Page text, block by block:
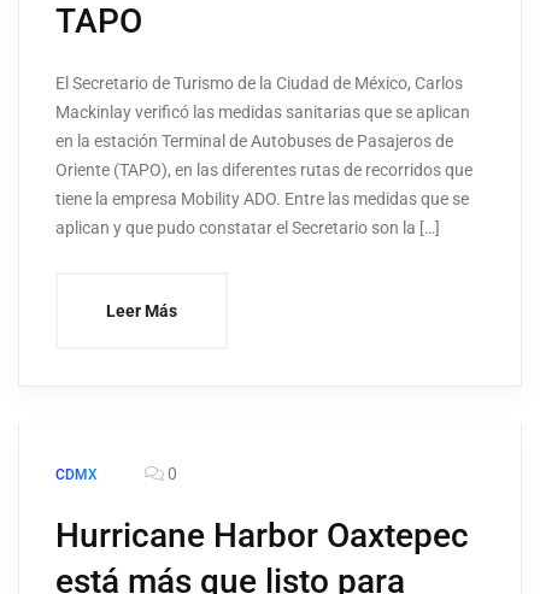
TAPO
El Secretario de Turismo de la Ciudad de México, Carlos
Mackinlay verificó las medidas sanitarias que se aplican
en la estación Terminal de Autobuses de Pasajeros de
Oriente (TAPO), en las diferentes rutas de recorridos que
tiene la empresa Mobility ADO. Entre las medidas que se
aplican y que pudo constatar el Secretario son la […]
Leer Más
CDMX 0
Hurricane Harbor Oaxtepec
está más que listo para